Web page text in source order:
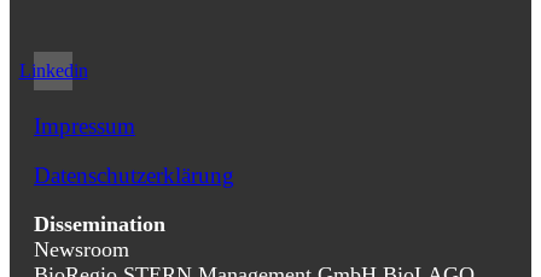
Linkedin
Impressum
Datenschutzerklärung
Dissemination
Newsroom